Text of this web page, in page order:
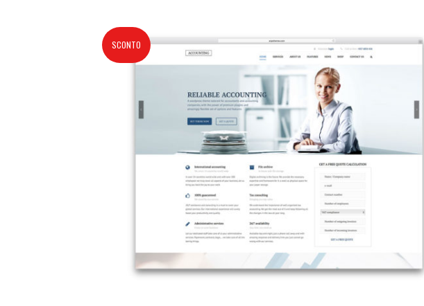
SCONTO